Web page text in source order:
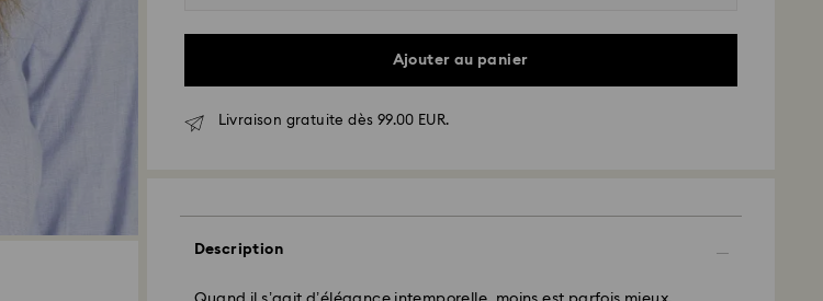
Ajouter au panier
Livraison gratuite dès 99.00 EUR.
Description
Livraison standard - GLS
Livraison standard offerte à partir de : EUR 99